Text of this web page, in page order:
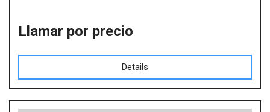
Llamar por precio
Details